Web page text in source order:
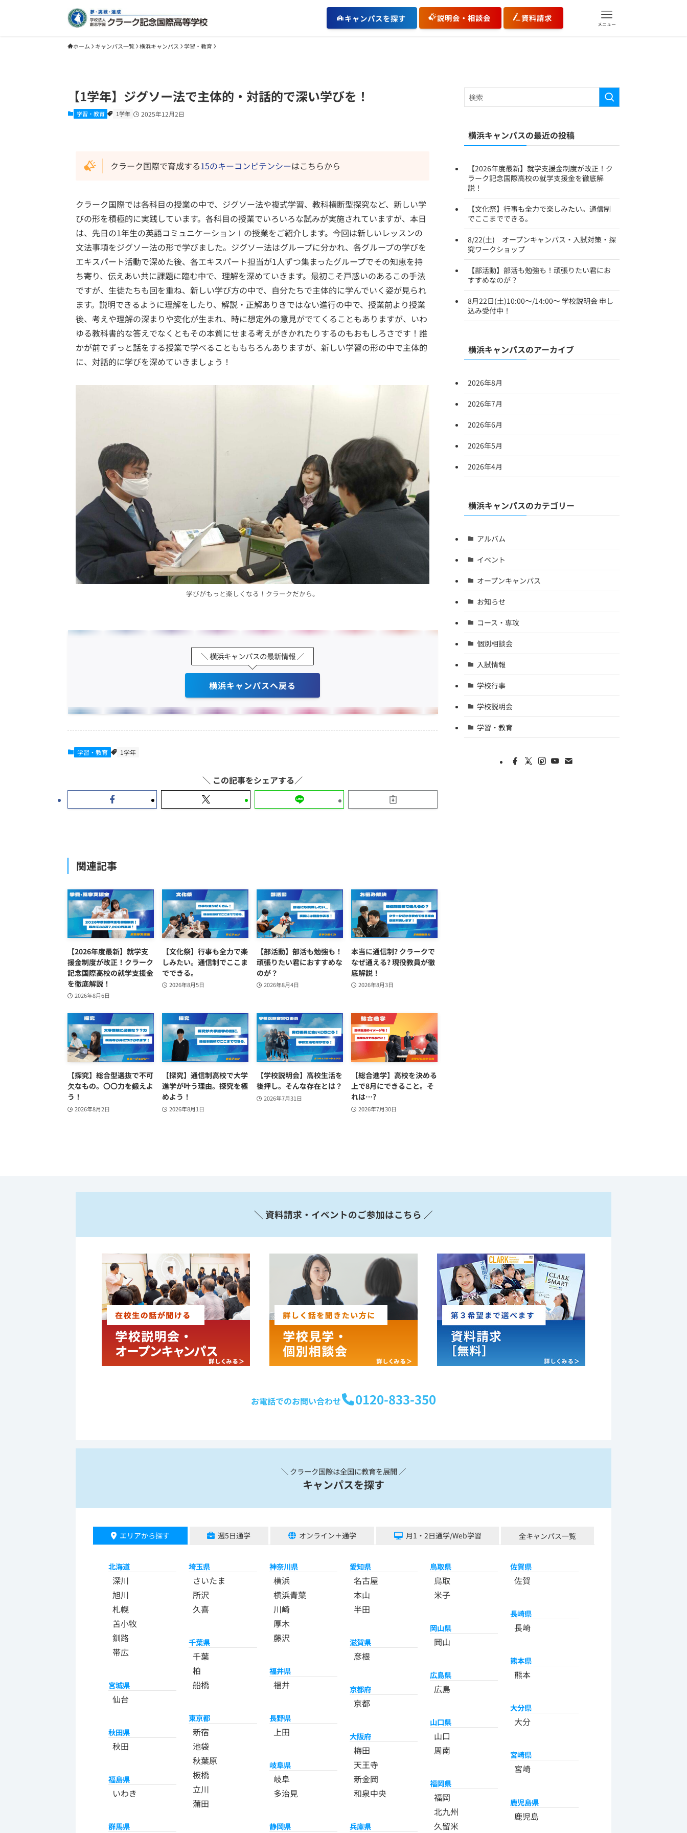
キャンパスを探す 説明会・相談会 資料請求
メニュー
ホーム キャンパス一覧 横浜キャンパス 学習・教育
【1学年】ジグソー法で主体的・対話的で深い学びを！
学習・教育 1学年 2025年12月2日
クラーク国際で育成する15のキーコンピテンシーはこちらから
クラーク国際では各科目の授業の中で、ジグソー法や複式学習、教科横断型探究など、新しい学
びの形を積極的に実践しています。各科目の授業でいろいろな試みが実施されていますが、本日
は、先日の1年生の英語コミュニケーションⅠの授業をご紹介します。今回は新しいレッスンの
文法事項をジグソー法の形で学びました。ジグソー法はグループに分かれ、各グループの学びを
エキスパート活動で深めた後、各エキスパート担当が1人ずつ集まったグループでその知恵を持
ち寄り、伝えあい共に課題に臨む中で、理解を深めていきます。最初こそ戸惑いのあるこの手法
ですが、生徒たちも回を重ね、新しい学び方の中で、自分たちで主体的に学んでいく姿が見られ
ます。説明できるように理解をしたり、解説・正解ありきではない進行の中で、授業前より授業
後、考えや理解の深まりや変化が生まれ、時に想定外の意見がでてくることもありますが、いわ
ゆる教科書的な答えでなくともその本質にせまる考えがきかれたりするのもおもしろさです！誰
かが前でずっと話をする授業で学べることももちろんありますが、新しい学習の形の中で主体的
に、対話的に学びを深めていきましょう！
学びがもっと楽しくなる！クラークだから。
＼ 横浜キャンパスの最新情報 ／
横浜キャンパスへ戻る
学習・教育 1学年
関連記事
【2026年度最新】就学支
援金制度が改正！クラーク
記念国際高校の就学支援金
を徹底解説！
2026年8月6日
【文化祭】行事も全力で楽
しみたい。通信制でここま
でできる。
2026年8月5日
【部活動】部活も勉強も！
頑張りたい君におすすめな
のが？
2026年8月4日
本当に通信制? クラークで
なぜ通える? 現役教員が徹
底解説！
2026年8月3日
【探究】総合型選抜で不可
欠なもの。〇〇力を鍛えよ
う！
2026年8月2日
【探究】通信制高校で大学
進学が叶う理由。探究を極
めよう！
2026年8月1日
【学校説明会】高校生活を
後押し。そんな存在とは？
2026年7月31日
【総合進学】高校を決める
上で8月にできること。そ
れは…?
2026年7月30日
横浜キャンパスの最近の投稿
【2026年度最新】就学支援金制度が改正！ク
ラーク記念国際高校の就学支援金を徹底解
説！
【文化祭】行事も全力で楽しみたい。通信制
でここまでできる。
8/22(土) オープンキャンパス・入試対策・探
究ワークショップ
【部活動】部活も勉強も！頑張りたい君にお
すすめなのが？
8月22日(土)10:00～/14:00～ 学校説明会 申し
込み受付中！
横浜キャンパスのアーカイブ
2026年8月
2026年7月
2026年6月
2026年5月
2026年4月
横浜キャンパスのカテゴリー
アルバム
イベント
オープンキャンパス
お知らせ
コース・専攻
個別相談会
入試情報
学校行事
学校説明会
学習・教育
＼ 資料請求・イベントのご参加はこちら ／
お電話でのお問い合わせ 0120-833-350
＼ クラーク国際は全国に教育を展開 ／
キャンパスを探す
エリアから探す 週5日通学 オンライン＋通学 月1・2日通学/Web学習 全キャンパス一覧
北海道
深川
旭川
札幌
苫小牧
釧路
帯広
宮城県
仙台
秋田県
秋田
福島県
いわき
群馬県
埼玉県
さいたま
所沢
久喜
千葉県
千葉
柏
船橋
東京都
新宿
池袋
秋葉原
板橋
立川
蒲田
神奈川県
横浜
横浜青葉
川崎
厚木
藤沢
福井県
福井
長野県
上田
岐阜県
岐阜
多治見
静岡県
愛知県
名古屋
本山
半田
滋賀県
彦根
京都府
京都
大阪府
梅田
天王寺
新金岡
和泉中央
兵庫県
鳥取県
鳥取
米子
岡山県
岡山
広島県
広島
山口県
山口
周南
福岡県
福岡
北九州
久留米
佐賀県
佐賀
長崎県
長崎
熊本県
熊本
大分県
大分
宮崎県
宮崎
鹿児島県
鹿児島